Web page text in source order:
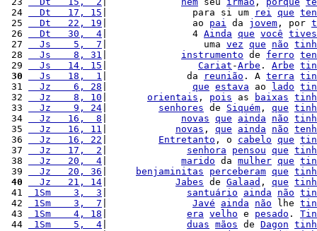
24
  Dt   17, 15
|               para si um rei que
25
  Dt   22, 19
|               ao pai da jovem , por
26
  Dt   30,  4
|               4 Ainda que você
27
  Js    5,  7
|                 uma vez que não
28
  Js    8, 31
instrumento de ferro
29
  Js   14, 15
Cariat -Arbe . Arbe
30
  Js   18,  1
|              da reunião . A terra
31
  Jz    6, 28
que estava ao lado
32
  Jz    8, 10
orientais , pois as baixas
33
  Jz    9, 24
senhores de Siquém , que
34
  Jz   16,  8
novas que ainda não
35
  Jz   16, 11
novas , que ainda não
36
  Jz   16, 22
Entretanto , o cabelo que
37
  Jz   17,  2
senhora pensou que
38
  Jz   20,  4
marido da mulher que
39
  Jz   20, 36
benjaminitas perceberam que
40
  Jz   21, 14
Jabes de Galaad , que
41
1Sm    3,  3 santuário ainda não
42
1Sm    3,  7 Javé ainda não lhe
43
1Sm    4, 18 era velho e pesado .
44
1Sm    5,  4 duas mãos de Dagon